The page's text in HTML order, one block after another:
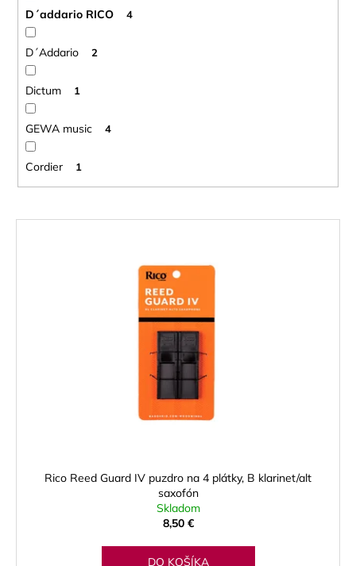
D´addario RICO 4
D´Addario 2
Dictum 1
GEWA music 4
Cordier 1
Rico Reed Guard IV puzdro na 4 plátky, B klarinet/alt
saxofón
Skladom
8,50 €
DO KOŠÍKA